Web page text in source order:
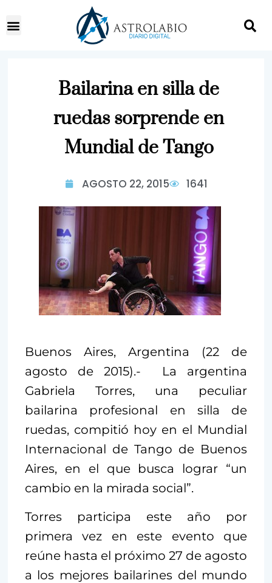
Bailarina en silla de
ruedas sorprende en
Mundial de Tango
AGOSTO 22, 2015 1641
Buenos Aires, Argentina (22 de
agosto de 2015).- La argentina
Gabriela Torres, una peculiar
bailarina profesional en silla de
ruedas, compitió hoy en el Mundial
Internacional de Tango de Buenos
Aires, en el que busca lograr “un
cambio en la mirada social”.
Torres participa este año por
primera vez en este evento que
reúne hasta el próximo 27 de agosto
a los mejores bailarines del mundo